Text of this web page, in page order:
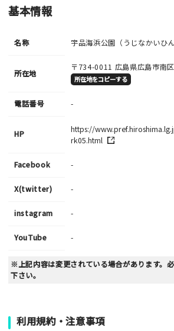
・投稿後に反映されない場合はお問い合わ
い。
基本情報
名称 宇品海浜公園（うじなかいひ
所在地
〒734-0011 広島県広島市南
所在地をコピーする
電話番号 -
HP
https://
rk05.html
Facebook -
X(twitter) -
instagram -
YouTube -
※上記内容は変更されている場合があります。
下さい。
利用規約・注意事項